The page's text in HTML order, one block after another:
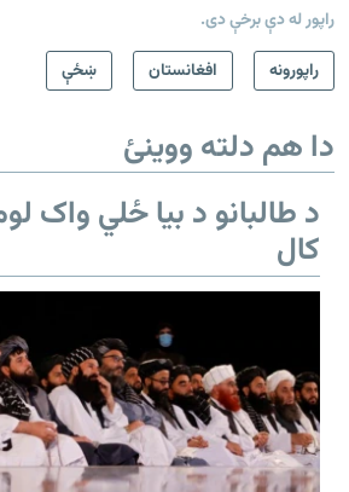
راپور له دې برخې دی.
راپورونه
افغانستان ښځې
دا هم دلته ووینئ
د طالبانو د بیا ځلي واک
کال